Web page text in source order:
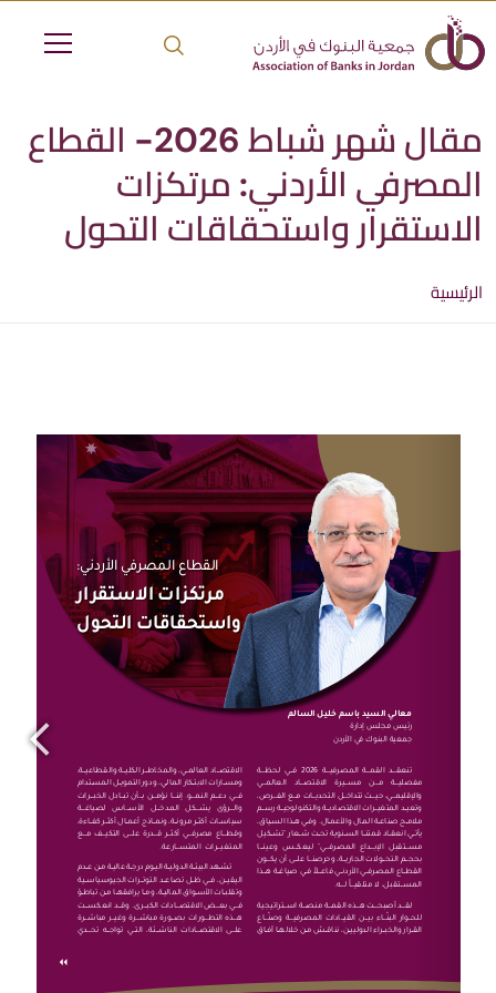
مقال شهر شباط 2026- القطاع
المصرفي الأردني: مرتكزات
الاستقرار واستحقاقات التحول
الرئيسية